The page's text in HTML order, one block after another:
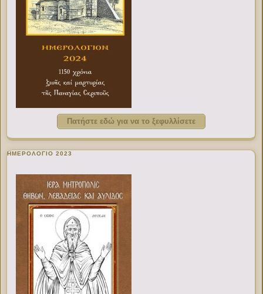
Πατήστε εδώ για να το ξεφυλλίσετε
ΗΜΕΡΟΛΟΓΙΟ 2023